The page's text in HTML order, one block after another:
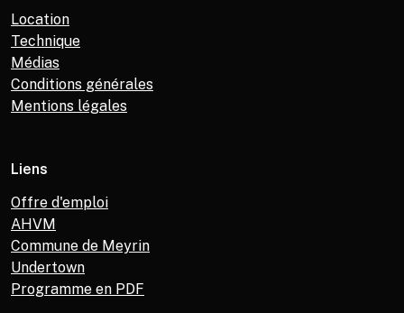
Location
Technique
Médias
Conditions générales
Mentions légales
Liens
Offre d'emploi
AHVM
Commune de Meyrin
Undertown
Programme en PDF